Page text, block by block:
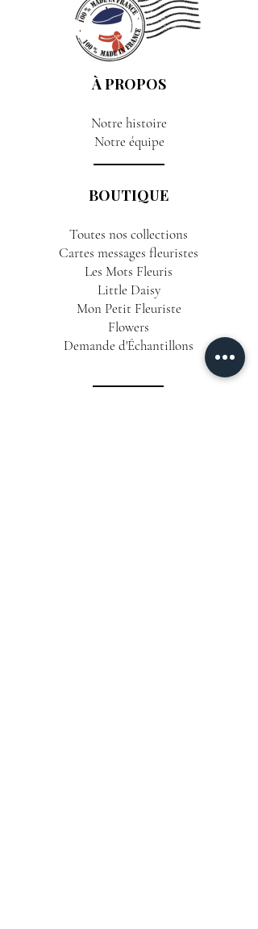
À PROPOS
Notre histoire
Notre équipe
BOUTIQUE
Toutes nos collections
Cartes messages fleuristes
Les Mots Fleuris
Little Daisy
Mon Petit Fleuriste
Flowers
Demande d'Échantillons